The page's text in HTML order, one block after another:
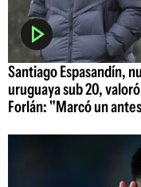
Santiago Espasandín,
uruguaya sub 20,
Forlán: "Marcó un